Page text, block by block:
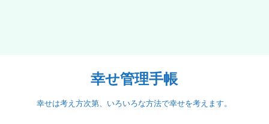
幸せ管理手帳
幸せは考え方次第、いろいろな方法で幸せを考えます。